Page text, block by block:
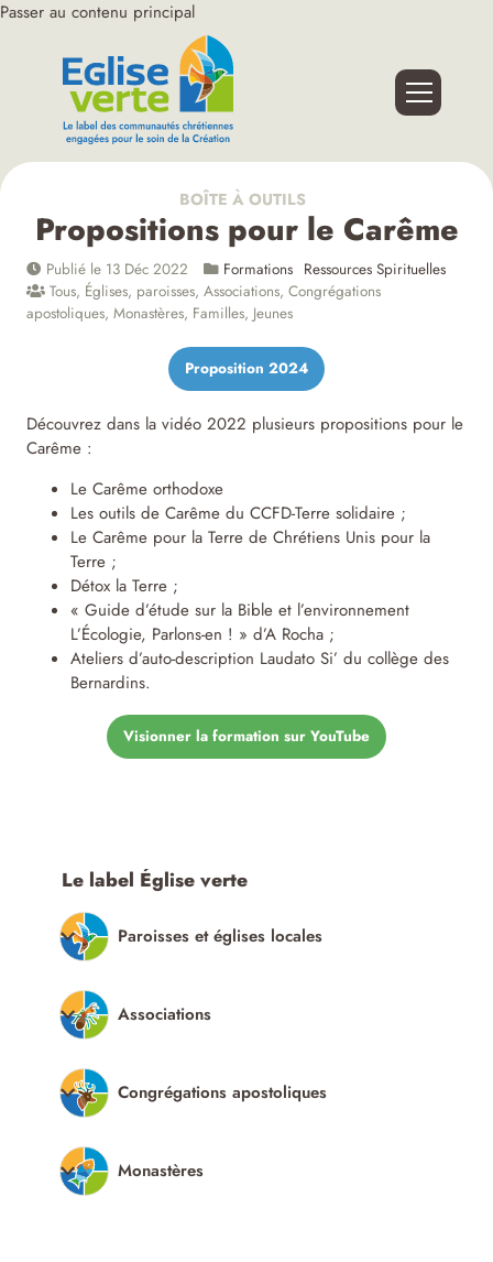
Passer au contenu principal
Le label Église verte
Paroisses et églises locales
Associations
Congrégations apostoliques
Monastères
BOÎTE À OUTILS
Propositions pour le Carême
Publié le 13 Déc 2022 Formations Ressources Spirituelles
Tous, Églises, paroisses, Associations, Congrégations
apostoliques, Monastères, Familles, Jeunes
Proposition 2024
Découvrez dans la vidéo 2022 plusieurs propositions pour le
Carême :
Le Carême orthodoxe
Les outils de Carême du CCFD-Terre solidaire ;
Le Carême pour la Terre de Chrétiens Unis pour la
Terre ;
Détox la Terre ;
« Guide d’étude sur la Bible et l’environnement
L’Écologie, Parlons-en ! » d’A Rocha ;
Ateliers d’auto-description Laudato Si’ du collège des
Bernardins.
Visionner la formation sur YouTube